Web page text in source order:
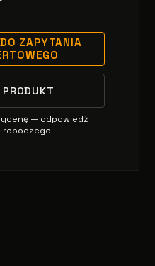
ZAPYTANIA
— odpowiedź
roboczego